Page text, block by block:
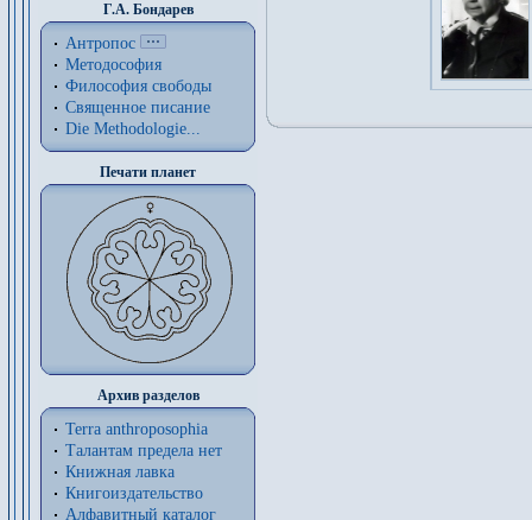
Г.А. Бондарев
Антропос
Методософия
Философия cвободы
Священное писание
Die Methodologie...
Печати планет
Архив разделов
Terra anthroposophia
Талантам предела нет
Книжная лавка
Книгоиздательство
Алфавитный каталог